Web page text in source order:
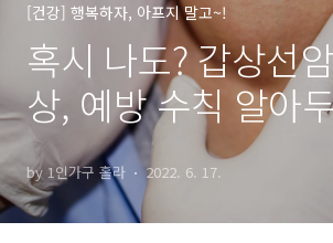
[건강] 행복하자, 아프지 말고~!
혹시 나도? 갑상선
상, 예방 수칙 알아
by 1인가구 홀라 2022. 6. 17.